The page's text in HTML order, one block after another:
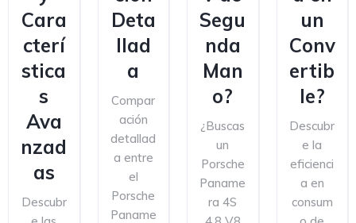
Cara
cterí
stica
s
Ava
nzad
as
Descubr
Deta
llad
a
Compar
ación
detallad
a entre
el
Porsche
Paname
Segu
nda
Man
o?
¿Buscas
un
Porsche
Paname
ra 4S
un
Conv
ertib
le?
Descubr
e la
eficienci
a en
consum